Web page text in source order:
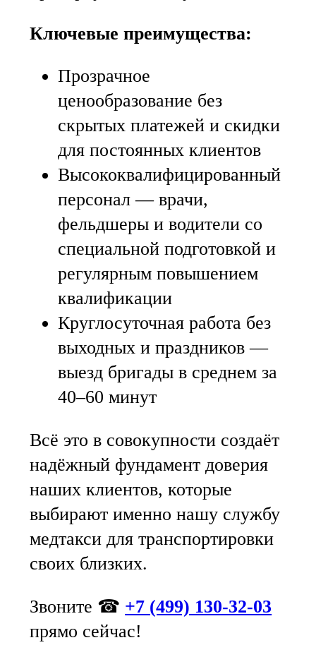
Ключевые преимущества:
Прозрачное
ценообразование без
скрытых платежей и скидки
для постоянных клиентов
Высококвалифицированный
персонал — врачи,
фельдшеры и водители со
специальной подготовкой и
регулярным повышением
квалификации
Круглосуточная работа без
выходных и праздников —
выезд бригады в среднем за
40–60 минут
Всё это в совокупности создаёт
надёжный фундамент доверия
наших клиентов, которые
выбирают именно нашу службу
медтакси для транспортировки
своих близких.
Звоните ☎ +7 (499) 130-32-03
прямо сейчас!